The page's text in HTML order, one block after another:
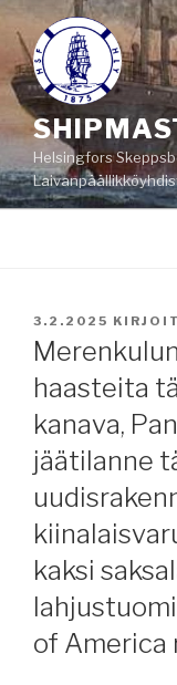
Siirry
sisältöön
Helsingfors
JULKAISTU
3.2.2025
haasteita
kanava,
jäätilanne
kaksi
of America